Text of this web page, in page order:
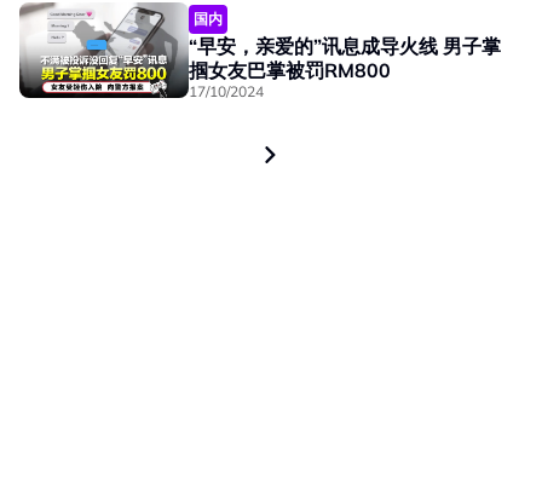
国内
“早安，亲爱的”讯息成导火线 男子掌
掴女友巴掌被罚RM800
17/10/2024